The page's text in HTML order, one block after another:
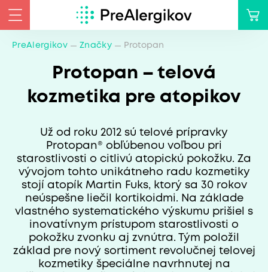
PreAlergikov Značky Protopan
Protopan – telová
kozmetika pre atopikov
Už od roku 2012 sú telové prípravky
Protopan® obľúbenou voľbou pri
starostlivosti o citlivú atopickú pokožku. Za
vývojom tohto unikátneho radu kozmetiky
stojí atopík Martin Fuks, ktorý sa 30 rokov
neúspešne liečil kortikoidmi. Na základe
vlastného systematického výskumu prišiel s
inovatívnym prístupom starostlivosti o
pokožku zvonku aj zvnútra. Tým položil
základ pre nový sortiment revolučnej telovej
kozmetiky špeciálne navrhnutej na